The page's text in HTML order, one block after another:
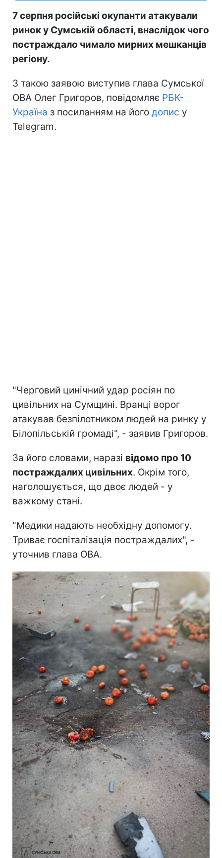
7 серпня російські окупанти атакували
ринок у Сумській області, внаслідок чого
постраждало чимало мирних мешканців
регіону.
З такою заявою виступив глава Сумської
ОВА Олег Григоров, повідомляє РБК-
Україна з посиланням на його допис у
Telegram.
"Черговий цинічний удар росіян по
цивільних на Сумщині. Вранці ворог
атакував безпілотником людей на ринку у
Білопільській громаді", - заявив Григоров.
За його словами, наразі відомо про 10
постраждалих цивільних. Окрім того,
наголошується, що двоє людей - у
важкому стані.
"Медики надають необхідну допомогу.
Триває госпіталізація постраждалих", -
уточнив глава ОВА.